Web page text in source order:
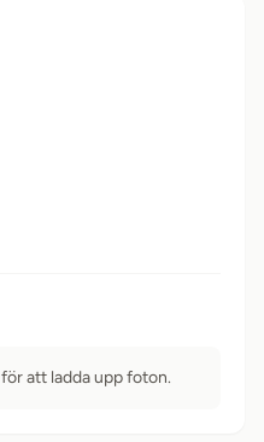
för att ladda upp foton.